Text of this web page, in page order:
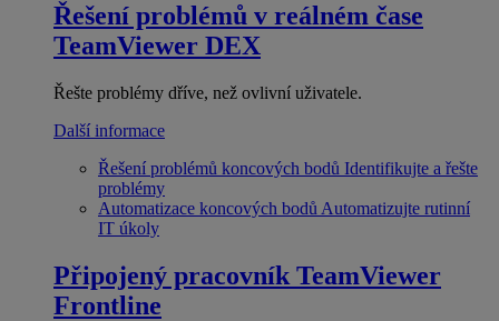
Řešení problémů v reálném čase
TeamViewer DEX
Řešte problémy dříve, než ovlivní uživatele.
Další informace
Řešení problémů koncových bodů Identifikujte a řešte
problémy
Automatizace koncových bodů Automatizujte rutinní
IT úkoly
Připojený pracovník TeamViewer
Frontline